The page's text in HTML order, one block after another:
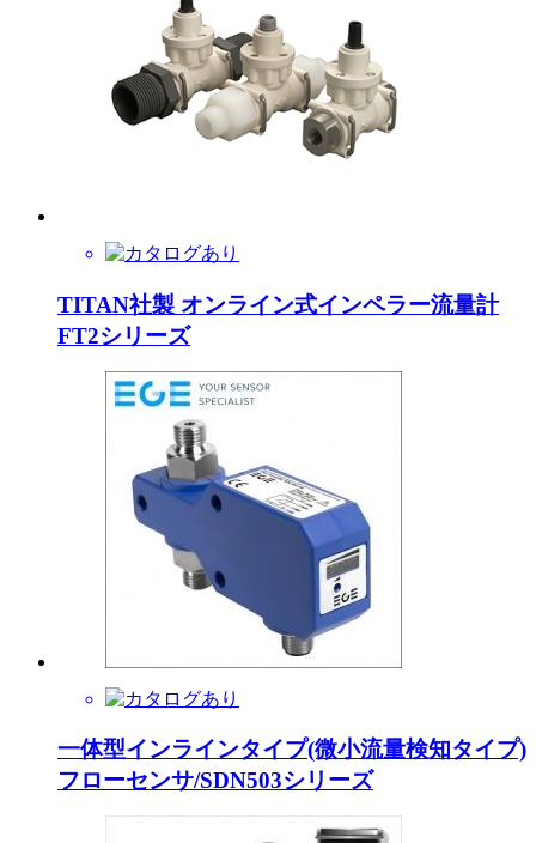
TITAN社製 オンライン式インペラー流量計
FT2シリーズ
一体型インラインタイプ(微小流量検知タイプ)
フローセンサ/SDN503シリーズ